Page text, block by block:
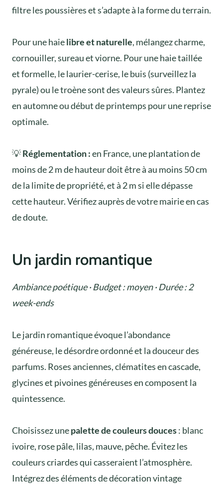
filtre les poussières et s’adapte à la forme du terrain.
Pour une haielibre et naturelle, mélangez charme,
cornouiller, sureau et viorne. Pour une haie taillée
et formelle, le laurier-cerise, le buis (surveillez la
pyrale) ou le troène sont des valeurs sûres. Plantez
en automne ou début de printemps pour une reprise
optimale.
💡Réglementation :en France, une plantation de
moins de 2 m de hauteur doit être à au moins 50 cm
de la limite de propriété, et à 2 m si elle dépasse
cette hauteur. Vérifiez auprès de votre mairie en cas
de doute.
Un jardin romantique
Ambiance poétique · Budget : moyen · Durée : 2
week-ends
Le jardin romantique évoque l’abondance
généreuse, le désordre ordonné et la douceur des
parfums. Roses anciennes, clématites en cascade,
glycines et pivoines généreuses en composent la
quintessence.
Choisissez unepalette de couleurs douces: blanc
ivoire, rose pâle, lilas, mauve, pêche. Évitez les
couleurs criardes qui casseraient l’atmosphère.
Intégrez des éléments de décoration vintage